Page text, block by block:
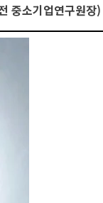
중소기업연구원장)